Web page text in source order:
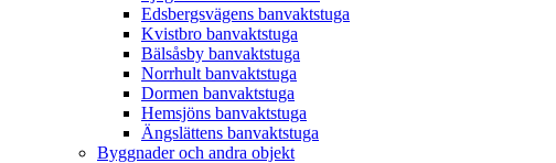
Edsbergsvägens banvaktstuga
Kvistbro banvaktstuga
Bälsåsby banvaktstuga
Norrhult banvaktstuga
Dormen banvaktstuga
Hemsjöns banvaktstuga
Ängslättens banvaktstuga
Byggnader och andra objekt